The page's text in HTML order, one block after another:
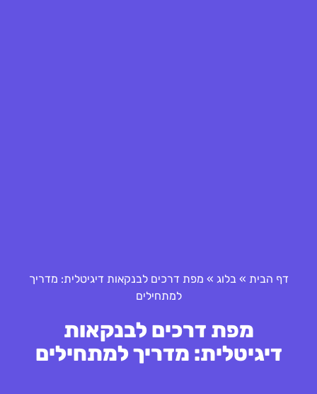
דף הבית » בלוג » מפת דרכים לבנקאות דיגיטלית: מדריך
למתחילים
מפת דרכים לבנקאות
דיגיטלית: מדריך למתחילים